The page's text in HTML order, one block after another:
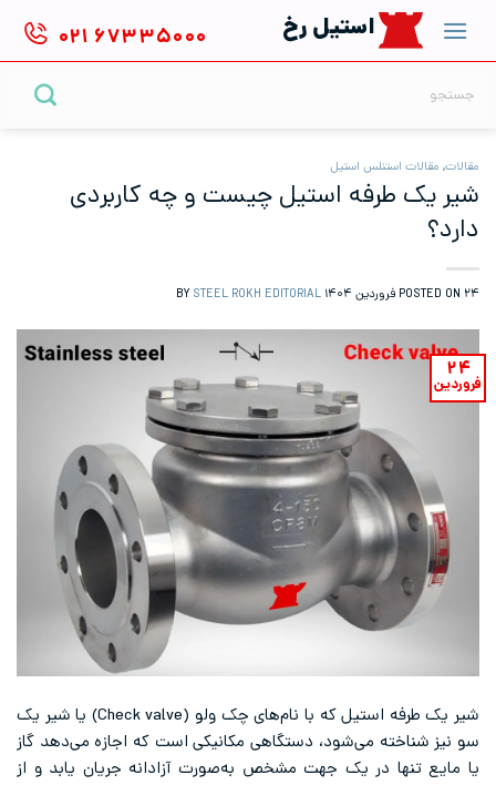
content
استیل رخ ۰۲۱ ۶۷۳۳۵۰۰۰
مقالات, مقالات استنلس استیل
شیر یک طرفه استیل چیست و چه کاربردی
دارد؟
POSTED ON ۲۴ فروردین ۱۴۰۴ STEEL ROKH EDITORIAL
۲۴
فروردین
شیر یک طرفه استیل که با نام‌های چک ولو (Check valve) یا شیر یک
سو نیز شناخته می‌شود، دستگاهی مکانیکی است که اجازه می‌دهد گاز
یا مایع تنها در یک جهت مشخص به‌صورت آزادانه جریان یابد و از